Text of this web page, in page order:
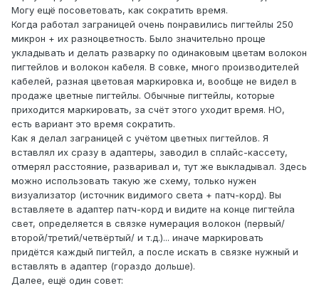
Могу ещё посоветовать, как сократить время.
Когда работал заграницей очень понравились пигтейлы 250
микрон + их разноцветность. Было значительно проще
укладывать и делать разварку по одинаковым цветам волокон
пигтейлов и волокон кабеля. В совке, много производителей
кабелей, разная цветовая маркировка и, вообще не видел в
продаже цветные пигтейлы. Обычные пигтейлы, которые
приходится маркировать, за счёт этого уходит время. НО,
есть вариант это время сократить.
Как я делал заграницей с учётом цветных пигтейлов. Я
вставлял их сразу в адаптеры, заводил в сплайс-кассету,
отмерял расстояние, разваривал и, тут же выкладывал. Здесь
можно использовать такую же схему, только нужен
визуализатор (источник видимого света + патч-корд). Вы
вставляете в адаптер патч-корд и видите на конце пигтейла
свет, определяется в связке нумерация волокон (первый/
второй/третий/четвёртый/ и т.д.)... иначе маркировать
придётся каждый пигтейл, а после искать в связке нужный и
вставлять в адаптер (гораздо дольше).
Далее, ещё один совет: